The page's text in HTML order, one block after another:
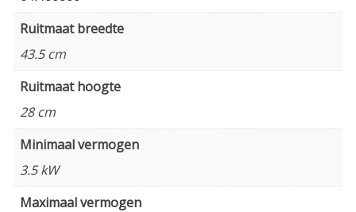
Ruitmaat breedte
43.5 cm
Ruitmaat hoogte
28 cm
Minimaal vermogen
3.5 kW
Maximaal vermogen